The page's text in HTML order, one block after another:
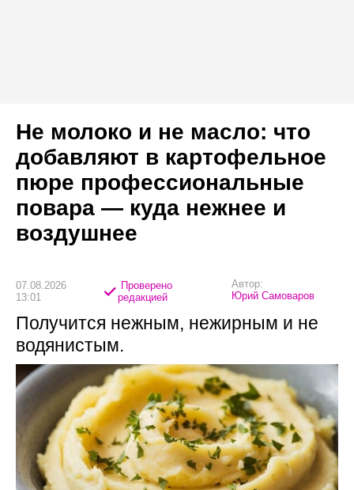
Не молоко и не масло: что
добавляют в картофельное
пюре профессиональные
повара — куда нежнее и
воздушнее
07.08.2026
13:01
Проверено
редакцией
Автор:
Юрий Самоваров
Получится нежным, нежирным и не
водянистым.